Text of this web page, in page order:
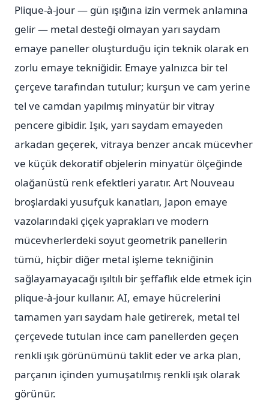
Plique-à-jour — gün ışığına izin vermek anlamına
gelir — metal desteği olmayan yarı saydam
emaye paneller oluşturduğu için teknik olarak en
zorlu emaye tekniğidir. Emaye yalnızca bir tel
çerçeve tarafından tutulur; kurşun ve cam yerine
tel ve camdan yapılmış minyatür bir vitray
pencere gibidir. Işık, yarı saydam emayeden
arkadan geçerek, vitraya benzer ancak mücevher
ve küçük dekoratif objelerin minyatür ölçeğinde
olağanüstü renk efektleri yaratır. Art Nouveau
broşlardaki yusufçuk kanatları, Japon emaye
vazolarındaki çiçek yaprakları ve modern
mücevherlerdeki soyut geometrik panellerin
tümü, hiçbir diğer metal işleme tekniğinin
sağlayamayacağı ışıltılı bir şeffaflık elde etmek için
plique-à-jour kullanır. AI, emaye hücrelerini
tamamen yarı saydam hale getirerek, metal tel
çerçevede tutulan ince cam panellerden geçen
renkli ışık görünümünü taklit eder ve arka plan,
parçanın içinden yumuşatılmış renkli ışık olarak
görünür.